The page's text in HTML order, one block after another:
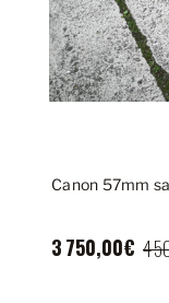
Canon 57mm
4
3 750,00€